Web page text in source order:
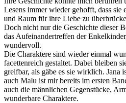
Lesens immer wieder gehofft, dass sie
und Raum für ihre Liebe zu
Doch nicht nur die Geschichte dieser
das Aufeinandertreffen der
wundervoll.
Die Charaktere sind wieder einmal
facettenreich gestaltet. Dabei bleiben
greifbar, als gäbe es sie wirklich. Jana
auch Malu ist mir bereits im ersten
auch die männlichen Gegenstücke,
wunderbare Charaktere.